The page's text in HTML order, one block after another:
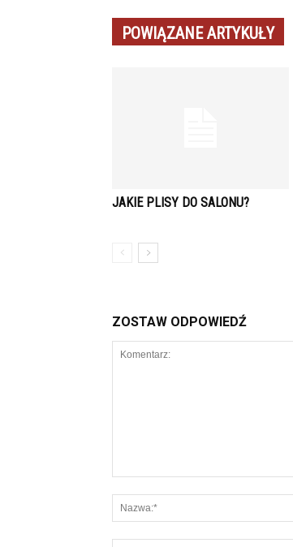
POWIĄZANE ARTYKUŁY
JAKIE PLISY DO SALONU?
ZOSTAW ODPOWIEDŹ